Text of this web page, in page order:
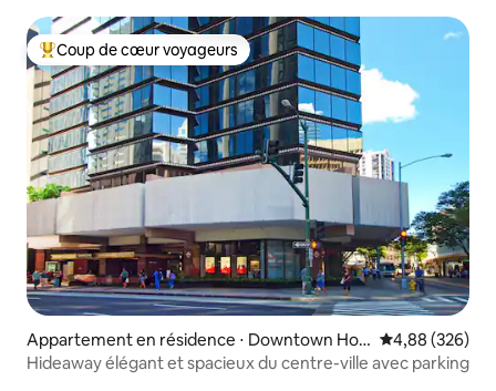
Coups de cœur voyageurs les plus appréciés
Coup de cœur voyageurs
Appartement en résidence ⋅ Downtown Hon
olulu
Évaluation
4,88 (326)
Hideaway élégant et spacieux du centre-ville avec parking